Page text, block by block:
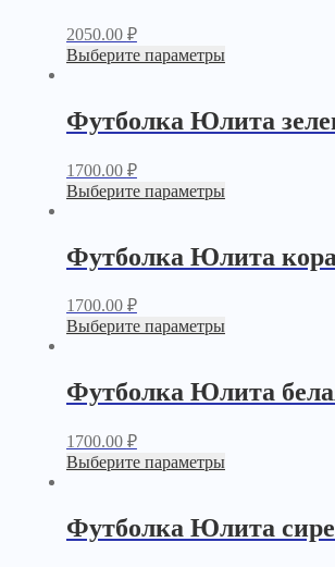
2050.00 ₽
Выберите параметры
Футболка Юлита
1700.00 ₽
Выберите параметры
Футболка Юлита
1700.00 ₽
Выберите параметры
Футболка Юлита
1700.00 ₽
Выберите параметры
Футболка Юлита